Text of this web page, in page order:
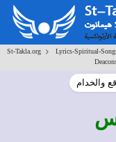
St-Takla.org> Lyrics-Spiritual-
والخدام